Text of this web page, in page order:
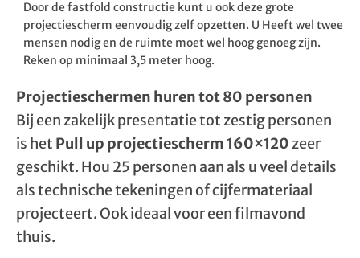
Door de fastfold constructie kunt u ook deze grote
projectiescherm eenvoudig zelf opzetten. U Heeft wel twee
mensen nodig en de ruimte moet wel hoog genoeg zijn.
Reken op minimaal 3,5 meter hoog.
Projectieschermen huren tot 80 personen
Bij een zakelijk presentatie tot zestig personen
is het Pull up projectiescherm 160×120zeer
geschikt. Hou 25 personen aan als u veel details
als technische tekeningen of cijfermateriaal
projecteert. Ook ideaal voor een filmavond
thuis.